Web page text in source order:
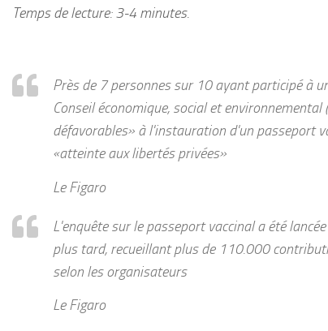
Temps de lecture: 3-4 minutes.
Près de 7 personnes sur 10 ayant participé à
Conseil économique, social et environnemental
défavorables» à l'instauration d'un passeport
«atteinte aux libertés privées»
Le Figaro
L'enquête sur le passeport vaccinal a été
plus tard, recueillant plus de 110.000
selon les organisateurs
Le Figaro